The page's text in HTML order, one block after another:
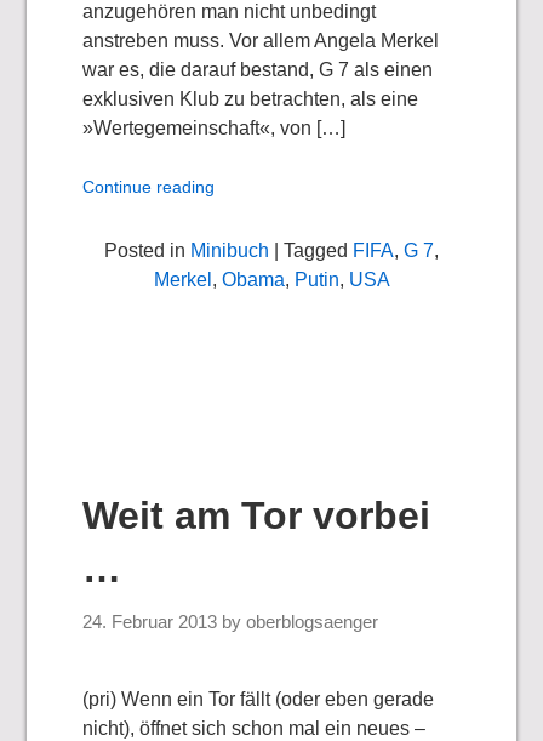
anzugehören man nicht unbedingt
anstreben muss. Vor allem Angela Merkel
war es, die darauf bestand, G 7 als einen
exklusiven Klub zu betrachten, als eine
»Wertegemeinschaft«, von […]
Continue reading
Posted in Minibuch | Tagged FIFA, G 7,
Merkel , Obama, Putin, USA
Weit am Tor vorbei
…
24. Februar 2013 byoberblogsaenger
(pri) Wenn ein Tor fällt (oder eben gerade
nicht), öffnet sich schon mal ein neues –